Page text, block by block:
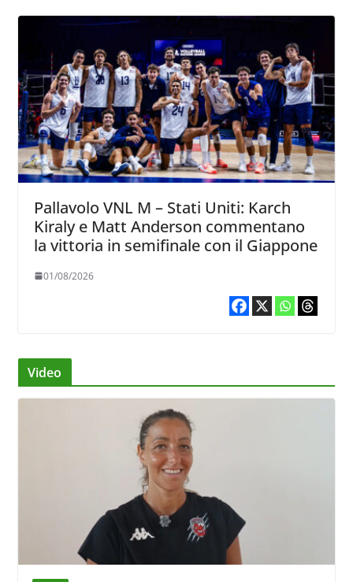
Pallavolo VNL M – Stati Uniti: Karch
Kiraly e Matt Anderson commentano
la vittoria in semifinale con il Giappone
01/08/2026
Video